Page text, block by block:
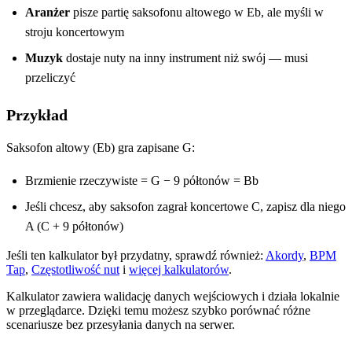
Aranżer pisze partię saksofonu altowego w Eb, ale myśli w
stroju koncertowym
Muzyk dostaje nuty na inny instrument niż swój — musi
przeliczyć
Przykład
Saksofon altowy (Eb) gra zapisane G:
Brzmienie rzeczywiste = G − 9 półtonów = Bb
Jeśli chcesz, aby saksofon zagrał koncertowe C, zapisz dla niego
A (C + 9 półtonów)
Jeśli ten kalkulator był przydatny, sprawdź również: Akordy, BPM
Tap, Częstotliwość nut i więcej kalkulatorów.
Kalkulator zawiera walidację danych wejściowych i działa lokalnie
w przeglądarce. Dzięki temu możesz szybko porównać różne
scenariusze bez przesyłania danych na serwer.